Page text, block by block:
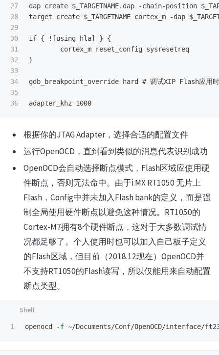
27
28
29
30
31
32
33
34
35
dap create $_TARGETNAME.dap -chain-position
target create $_TARGETNAME cortex_m -dap
if { ! [using_hla] }
{
}
gdb_breakpoint_override hard # 调试XIP Flash应用时
根据你的JTAG Adapter，选择合适的配置文件
运行OpenOCD，直到看到类似的消息代表识别成功
OpenOCD会自动选择断点模式，Flash区域应使用硬
件断点，否则无法命中。由于i.MX RT1050 无片上
Flash，Config中并未加入Flash bank的定义，而是强
制全局使用硬件断点以避免这种情况。RT1050的
Cortex-M7拥有8个硬件断点，这对于大多数调试情
况都足够了。个人使用时也可以加入自己板子定义
的Flash区域，但目前（2018.12现在）OpenOCD并
不支持RT1050的Flash读写，所以仅能用来自动配置
断点类型。
openocd -f ~/Documents/Conf/OpenOCD/interface/